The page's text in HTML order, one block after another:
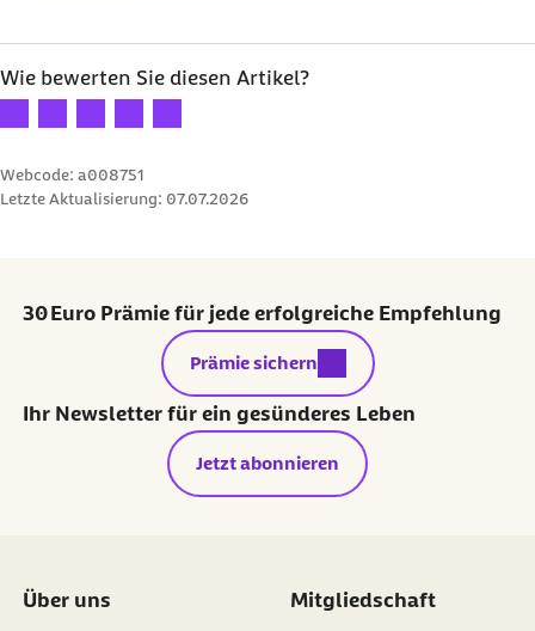
Wie bewerten Sie diesen Artikel?
Ihre Bewertung: 1 Stern
Ihre Bewertung: 2 Sterne
Ihre Bewertung: 3 Sterne
Ihre Bewertung: 4 Sterne
Ihre Bewertung: 5 Sterne
Webcode: a008751
Letzte Aktualisierung: 07.07.2026
30 Euro Prämie für jede erfolgreiche Empfehlung
externer Link:
Prämie sichern
Ihr Newsletter für ein gesünderes Leben
Jetzt abonnieren
Über uns Mitgliedschaft